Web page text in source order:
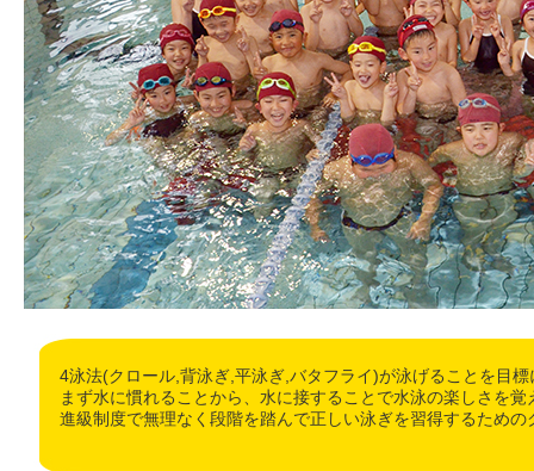
4泳法(クロール,背泳ぎ,平泳ぎ,バタフライ)が泳げることを目
まず水に慣れることから、水に接することで水泳の楽しさを覚
進級制度で無理なく段階を踏んで正しい泳ぎを習得するための